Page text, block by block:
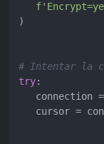
)
# Intentar la
try:
connection
cursor =